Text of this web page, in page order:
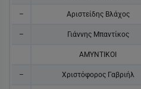
– Αριστείδης Βλάχος
– Γιάννης Μπαντίκος
ΑΜΥΝΤΙΚΟΙ
– Χριστόφορος Γαβριήλ